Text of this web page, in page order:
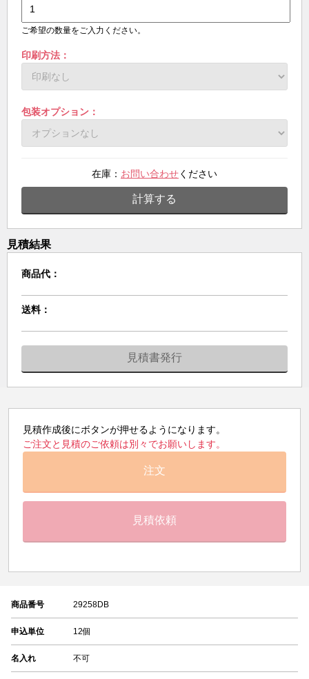
ご希望の数量をご入力ください。
印刷方法：
包装オプション：
在庫： お問い合わせください
計算する
見積結果
商品代：
送料：
見積書発行
見積作成後にボタンが押せるようになります。
ご注文と見積のご依頼は別々でお願いします。
注文
見積依頼
商品番号 29258DB
申込単位 12個
名入れ 不可